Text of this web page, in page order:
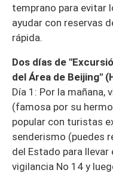
temprano para evitar
ayudar con reservas
rápida.
Dos días de
del Área de Beijing"
Día 1: Por la mañana,
(famosa por su
popular con turistas
senderismo (puedes
del Estado para
vigilancia No 14 y